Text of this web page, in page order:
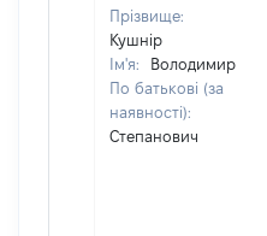
Прізвище:
Кушнір
Ім'я:
Володимир
По батькові (за
наявності):
Степанович